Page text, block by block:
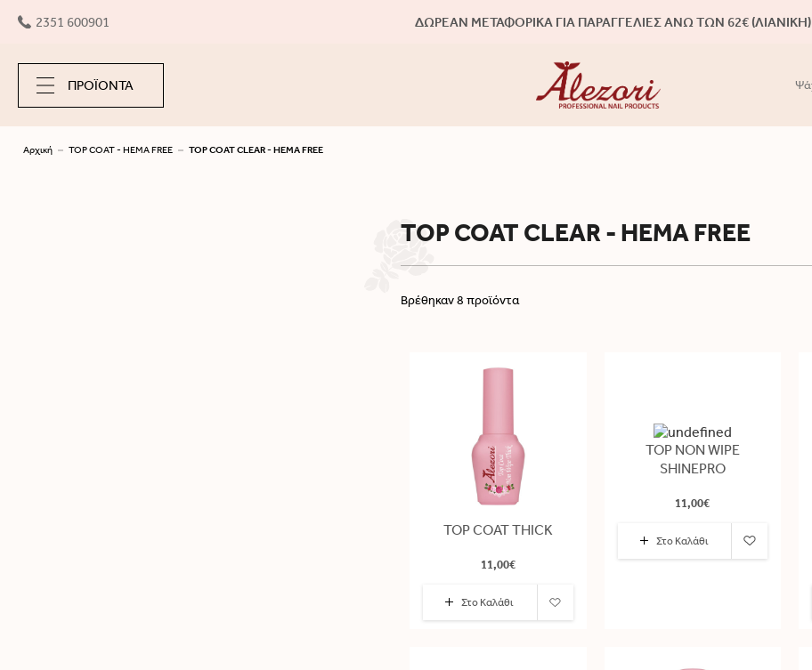
2351 600901 ΔΩΡΕΑΝ ΜΕΤΑΦΟΡΙΚΑ ΓΙΑ ΠΑΡΑΓΓΕΛΙΕΣ ΑΝΩ ΤΩΝ 62€ (ΛΙΑΝΙΚΗ)
ΠΡΟΪΟΝΤΑ
Αρχική TOP COAT - HEMA FREE TOP COAT CLEAR - HEMA FREE
TOP COAT CLEAR - HEMA FREE
Βρέθηκαν 8 προϊόντα
TOP COAT THICK
11,00€
Στο Καλάθι
TOP NON WIPE
SHINEPRO
11,00€
Στο Καλάθι